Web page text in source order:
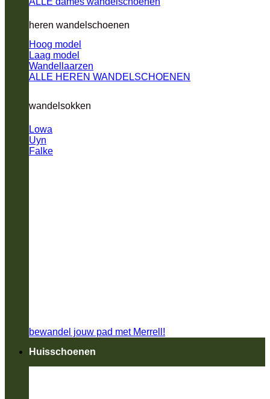
heren wandelschoenen
Hoog model
Laag model
Wandellaarzen
ALLE HEREN WANDELSCHOENEN
wandelsokken
Lowa
Uyn
Falke
bewandel jouw pad met Merrell!
Huisschoenen